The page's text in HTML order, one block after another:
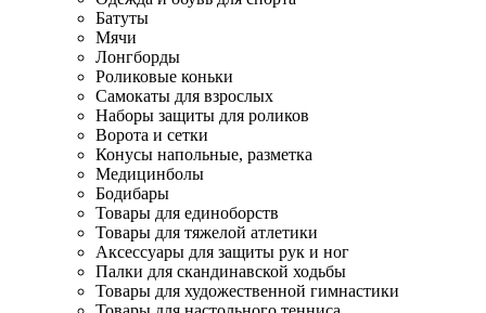
Батуты
Мячи
Лонгборды
Роликовые коньки
Самокаты для взрослых
Наборы защиты для роликов
Ворота и сетки
Конусы напольные, разметка
Медицинболы
Бодибары
Товары для единоборств
Товары для тяжелой атлетики
Аксессуары для защиты рук и ног
Палки для скандинавской ходьбы
Товары для художественной гимнастики